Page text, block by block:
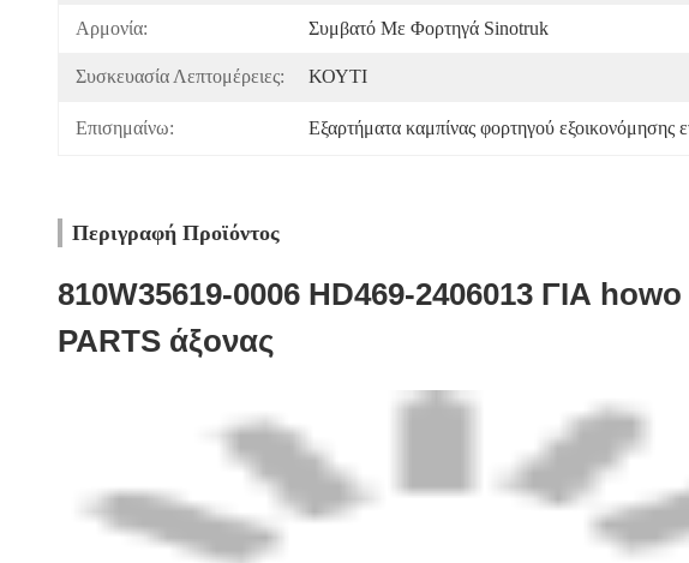
Αρμονία: Συμβατό Με Φορτηγά Sinotruk
Συσκευασία Λεπτομέρειες: ΚΟΥΤΙ
Επισημαίνω: Εξαρτήματα καμπίνας φορτηγού εξοικονόμησης
Περιγραφή Προϊόντος
810W35619-0006 HD469-2406013 ΓΙΑ
PARTS άξονας